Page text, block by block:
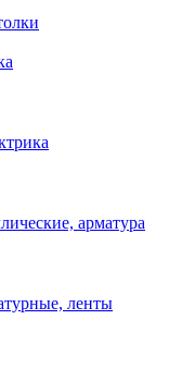
арматура
ленты